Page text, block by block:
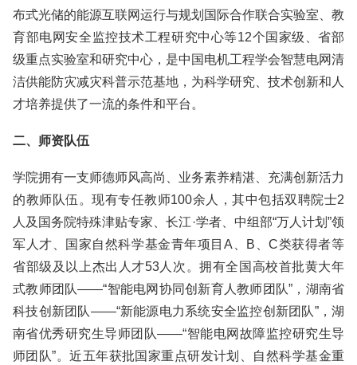
布式光储的能源互联网运行与规划国际合作联合实验室、教
育部电网安全监控技术工程研究中心等12个国家级、省部
级重点实验室和研究中心，是中国电机工程学会智慧电网清
洁供能防灾减灾科普示范基地，为科学研究、技术创新和人
才培养提供了一流的条件和平台。
二、师资队伍
学院拥有一支师德师风高尚、业务素养精湛、充满创新活力
的教师队伍。现有专任教师100余人，其中包括双聘院士2
人及国务院特殊津贴专家、长江·学者、中组部“万人计划”领
军人才、国家自然科学基金青年项目A、B、C类获得者等
省部级及以上杰出人才53人次。拥有全国高校首批黄大年
式教师团队——“智能电网协同创新育人教师团队”，湖南省
科技创新团队——“新能源电力系统安全监控创新团队”，湖
南省优秀研究生导师团队——“智能电网故障监控研究生导
师团队”。近五年获批国家重点研发计划、自然科学基金重